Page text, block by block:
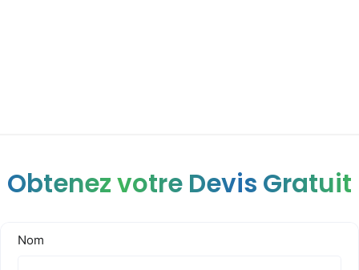
Obtenez votre Devis Gratuit